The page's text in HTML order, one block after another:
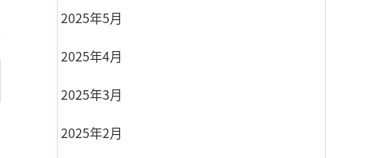
2025年5月
2025年4月
2025年3月
2025年2月